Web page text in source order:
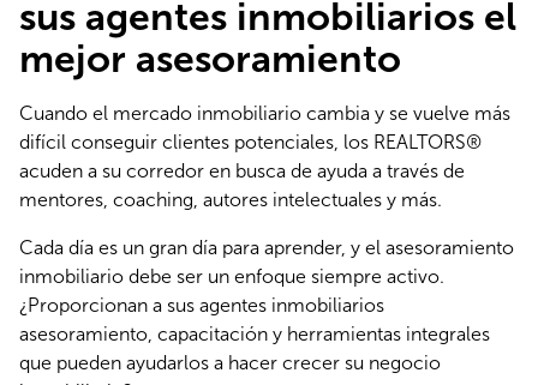
sus agentes inmobiliarios el
mejor asesoramiento
Cuando el mercado inmobiliario cambia y se vuelve más
difícil conseguir clientes potenciales, los REALTORS®
acuden a su corredor en busca de ayuda a través de
mentores, coaching, autores intelectuales y más.
Cada día es un gran día para aprender, y el asesoramiento
inmobiliario debe ser un enfoque siempre activo.
¿Proporcionan a sus agentes inmobiliarios
asesoramiento, capacitación y herramientas integrales
que pueden ayudarlos a hacer crecer su negocio